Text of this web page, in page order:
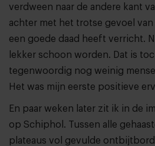
verdween naar de andere kant
achter met het trotse gevoel
een goede daad heeft verricht.
lekker schoon worden. Dat is
tegenwoordig nog weinig
Het was mijn eerste positieve
En paar weken later zit ik in de
op Schiphol. Tussen alle
plateaus vol gevulde